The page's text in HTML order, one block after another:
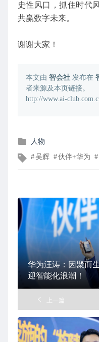
史性风口，抓住时代
共赢数字未来。
谢谢大家！
本文由 智会社 发布在
者来源及本页链接。
http://www.ai-
发
在
人物
文 吴辉 伙伴+华为
华为汪涛：因聚而
迎智能化浪潮！
上一篇